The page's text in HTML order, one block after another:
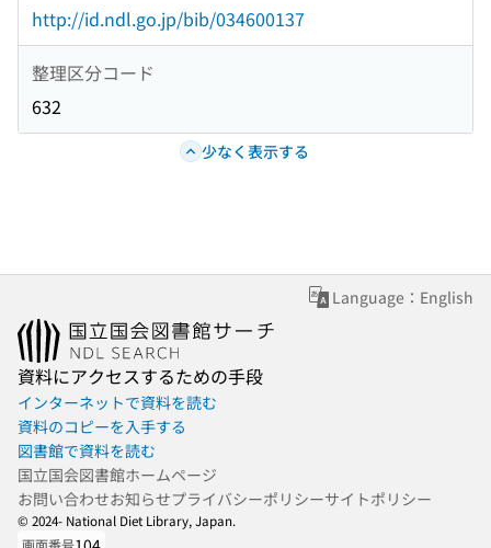
http://id.ndl.go.jp/bib/034600137
整理区分コード
632
少なく表示する
Language：English
資料にアクセスするための手段
インターネットで資料を読む
資料のコピーを入手する
図書館で資料を読む
国立国会図書館ホームページ
お問い合わせお知らせプライバシーポリシーサイトポリシー
© 2024- National Diet Library, Japan.
画面番号